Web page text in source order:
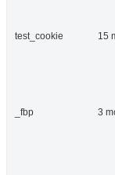
test_cookie 15
_fbp 3